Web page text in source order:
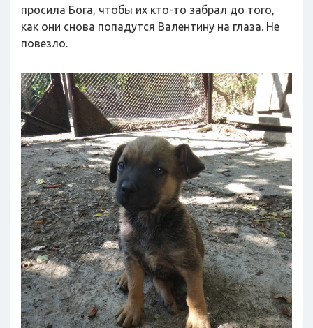
просила Бога, чтобы их кто-то забрал до того,
как они снова попадутся Валентину на глаза. Не
повезло.